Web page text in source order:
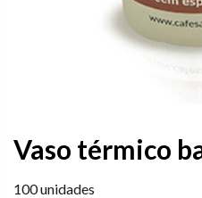
Vaso térmico
100 unidades